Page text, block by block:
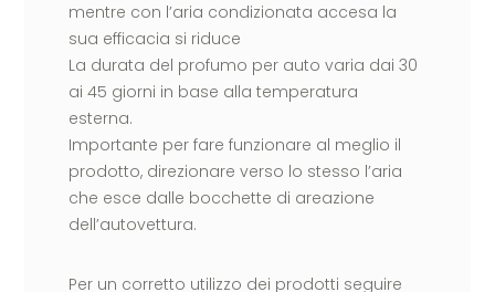
mentre con l’aria condizionata accesa la
sua efficacia si riduce
La durata del profumo per auto varia dai 30
ai 45 giorni in base alla temperatura
esterna.
Importante per fare funzionare al meglio il
prodotto, direzionare verso lo stesso l’aria
che esce dalle bocchette di areazione
dell’autovettura.
Per un corretto utilizzo dei prodotti seguire